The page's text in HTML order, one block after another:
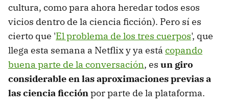
cultura, como para ahora heredar todos esos
vicios dentro de la ciencia ficción). Pero sí es
cierto que 'El problema de los tres cuerpos', que
llega esta semana a Netflix y ya está copando
buena parte de la conversación, es un giro
considerable en las aproximaciones previas a
las ciencia ficciónpor parte de la plataforma.